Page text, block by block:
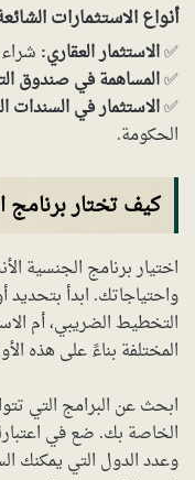
أنواع الاستثمارات
✅الاستثمار العقاري:
✅المساهمة في صندوق
✅الاستثمار في السندات
الحكومة.
كيف تختار
اختيار برنامج الجنسية
واحتياجاتك. ابدأ بتحديد
التخطيط الضريبي، أم
المختلفة بناءً على هذه
ابحث عن البرامج التي
الخاصة بك. ضع في
وعدد الدول التي يمكنك